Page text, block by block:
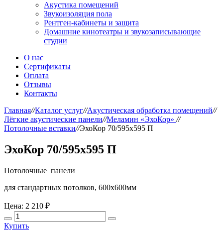
Акустика помещений
Звукоизоляция пола
Рентген-кабинеты и защита
Домашние кинотеатры и звукозаписывающие
студии
О нас
Сертификаты
Оплата
Отзывы
Контакты
Главная//Каталог услуг//Акустическая обработка помещений//
Лёгкие акустические панели//Меламин «ЭхоКор» //
Потолочные вставки//ЭхоКор 70/595х595 П
ЭхоКор 70/595х595 П
Потолочные панели
для стандартных потолков, 600х600мм
Цена: 2 210 ₽
Купить